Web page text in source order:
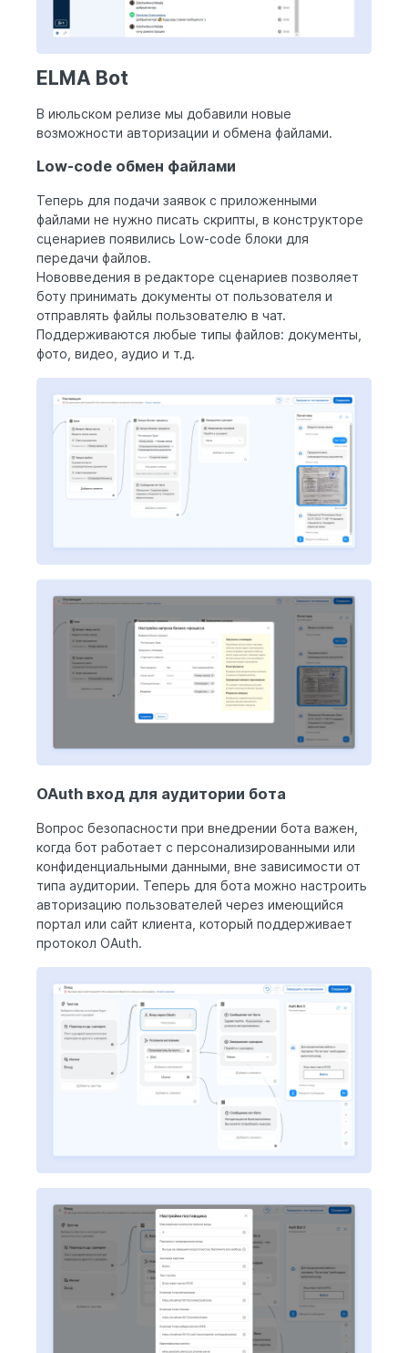
ELMA Bot
В июльском релизе мы добавили новые
возможности авторизации и обмена файлами.
Low-code обмен файлами
Теперь для подачи заявок с приложенными
файлами не нужно писать скрипты, в конструкторе
сценариев появились Low-code блоки для
передачи файлов.
Нововведения в редакторе сценариев позволяет
боту принимать документы от пользователя и
отправлять файлы пользователю в чат.
Поддерживаются любые типы файлов: документы,
фото, видео, аудио и т.д.
OAuth вход для аудитории бота
Вопрос безопасности при внедрении бота важен,
когда бот работает с персонализированными или
конфиденциальными данными, вне зависимости от
типа аудитории. Теперь для бота можно настроить
авторизацию пользователей через имеющийся
портал или сайт клиента, который поддерживает
протокол OAuth.